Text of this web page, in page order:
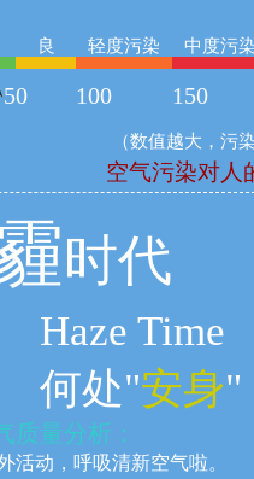
良 轻度污染 中度污
50 100 150
（数值越大，污
空气污染对人
时代
Haze Time
何处"安身"
质量分析：
活动，呼吸清新空气啦。